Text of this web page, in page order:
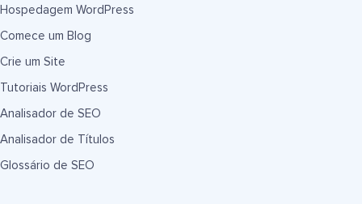
Hospedagem WordPress
Comece um Blog
Crie um Site
Tutoriais WordPress
Analisador de SEO
Analisador de Títulos
Glossário de SEO